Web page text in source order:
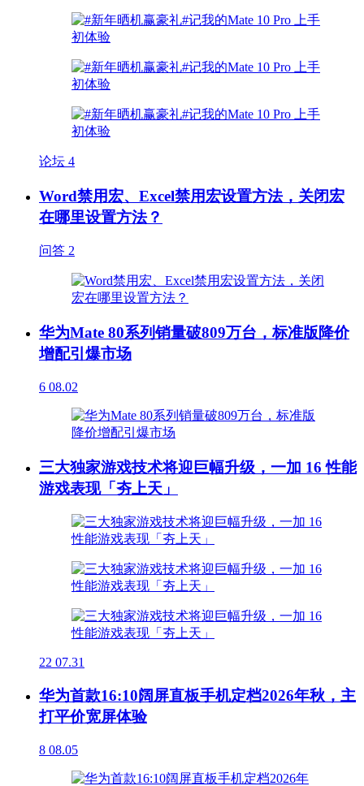
论坛 4
Word禁用宏、Excel禁用宏设置方法，关闭宏
在哪里设置方法？
问答 2
华为Mate 80系列销量破809万台，标准版降价
增配引爆市场
6 08.02
三大独家游戏技术将迎巨幅升级，一加 16 性能
游戏表现「夯上天」
22 07.31
华为首款16:10阔屏直板手机定档2026年秋，主
打平价宽屏体验
8 08.05